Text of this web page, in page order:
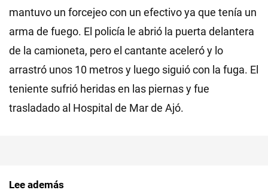
mantuvo un forcejeo con un efectivo ya que tenía un
arma de fuego. El policía le abrió la puerta delantera
de la camioneta, pero el cantante aceleró y lo
arrastró unos 10 metros y luego siguió con la fuga. El
teniente sufrió heridas en las piernas y fue
trasladado al Hospital de Mar de Ajó.
Lee además